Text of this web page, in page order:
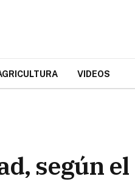
VIDEOS
según el